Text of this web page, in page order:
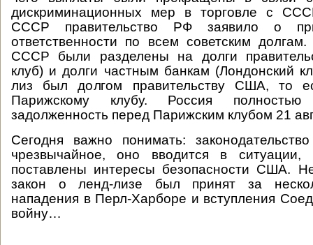
дискриминационных мер в торговле с
СССР правительство РФ заявило о
ответственности по всем советским
СССР были разделены на долги
клуб) и долги частным банкам (Лондонский
лиз был долгом правительству США, то
Парижскому клубу. Россия
задолженность перед Парижским клубом 21
Сегодня важно понимать:
чрезвычайное, оно вводится в ситуации,
поставлены интересы безопасности США.
закон о ленд-лизе был принят за
нападения в Перл-Харборе и вступления
войну…